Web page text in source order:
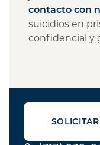
contacto con
suicidios en
confidencial y